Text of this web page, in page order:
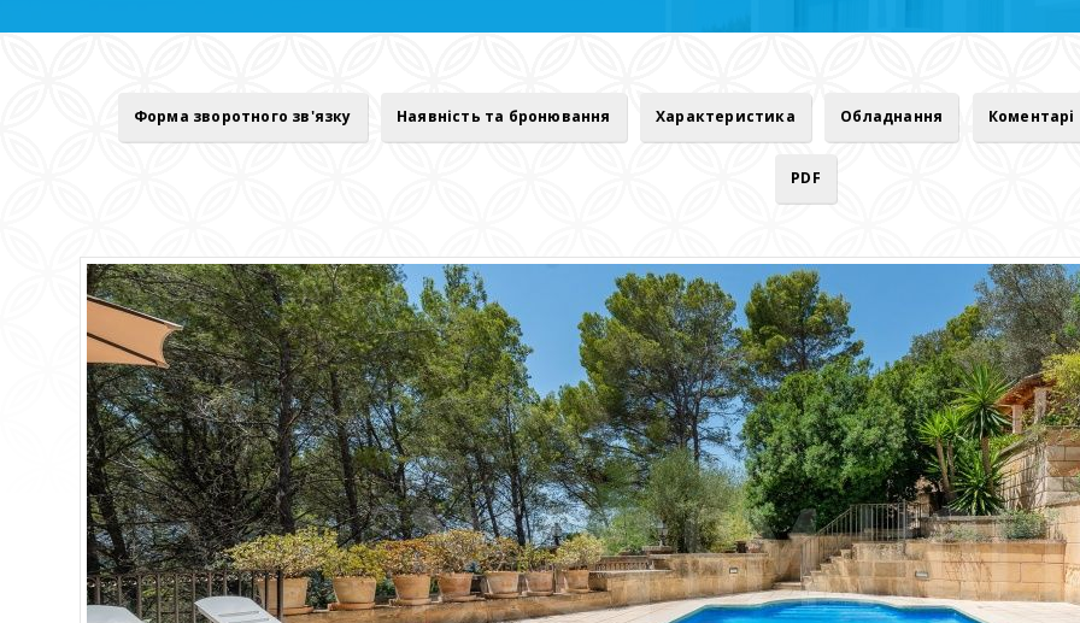
Форма зворотного зв'язку Наявність та бронювання Характеристика Обладнання Коментарі
PDF